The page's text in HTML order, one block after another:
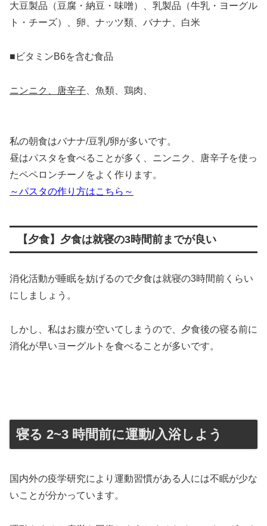
大豆製品（豆腐・納豆・味噌）、乳製品（牛乳・ヨーグル
ト・チーズ）、卵、ナッツ類、バナナ、白米
■ビタミンB6を含む食品
ニンニク、唐辛子 、魚類、鶏肉、
私の朝食はバナナ/豆乳/卵が多いです。
昼はパスタを食べることが多く、ニンニク、唐辛子を使っ
たペペロンチーノをよく作ります。
～パスタの作り方はこちら～
【夕食】夕食は就寝の3時間前までが良い
消化活動が睡眠を妨げるので夕食は就寝の3時間前くらい
にしましょう。
しかし、私はお腹が空いてしまうので、夕食後の寝る前に
消化が早いヨーグルトを食べることが多いです。
寝る 2~3 時間前に運動/入浴しよう
国内外の疫学研究により運動習慣がある人には不眠が少な
いことが分かっています。